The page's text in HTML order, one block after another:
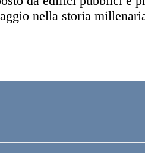
nella storia